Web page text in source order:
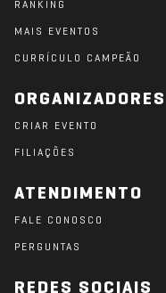
RANKING
MAIS EVENTOS
CURRÍCULO CAMPEÃO
ORGANIZADORES
CRIAR EVENTO
FILIAÇÕES
ATENDIMENTO
FALE CONOSCO
PERGUNTAS
REDES SOCIAIS